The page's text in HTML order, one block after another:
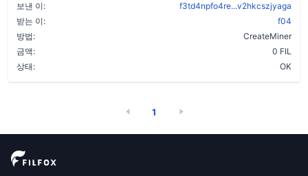
보낸 이:
f3td4npfo4re...v2hkcszjyaga
받는 이:
f04
방법:
CreateMiner
금액:
0 FIL
상태:
OK
1